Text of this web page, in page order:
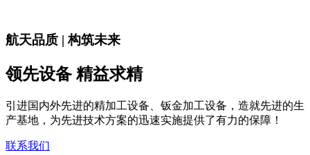
航天品质 | 构筑未来
领先设备 精益求精
引进国内外先进的精加工设备、钣金加工设备，造就先进的生
产基地，为先进技术方案的迅速实施提供了有力的保障！
联系我们